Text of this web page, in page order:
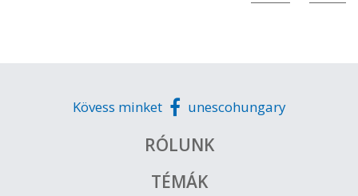
Kövess minket unescohungary
RÓLUNK
TÉMÁK